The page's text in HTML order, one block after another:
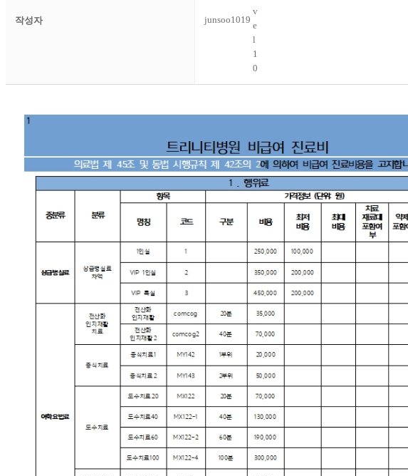
작성자 junsoo1019